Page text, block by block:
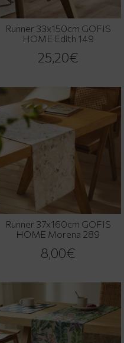
Runner 33x150cm GOFIS
HOME Edith 149
25,20€
Runner 37x160cm GOFIS
HOME Morena 289
8,00€